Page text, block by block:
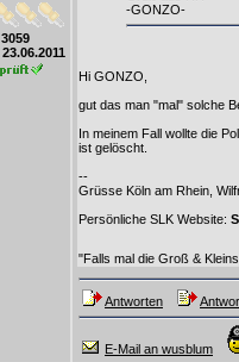
3059
23.06.2011
-GONZO-
Hi GONZO,
gut das man "mal" solche
In meinem Fall wollte die
ist gelöscht.
--
Grüsse Köln am Rhein,
Persönliche SLK Website:
"Falls mal die Groß &
Antworten
E-Mail an wusblum